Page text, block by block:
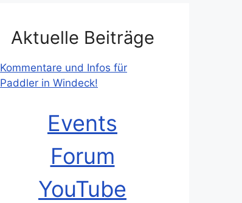
Aktuelle Beiträge
Kommentare und Infos für
Paddler in Windeck!
Events
Forum
YouTube